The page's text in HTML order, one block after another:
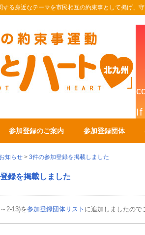
する身近なテーマを市民相互の約束事として掲げ、
参加登録のご案内 参加登録団体
お知らせ > 3件の参加登録を掲載しました
録を掲載しました
2-13)を参加登録団体リスト に追加しましたので